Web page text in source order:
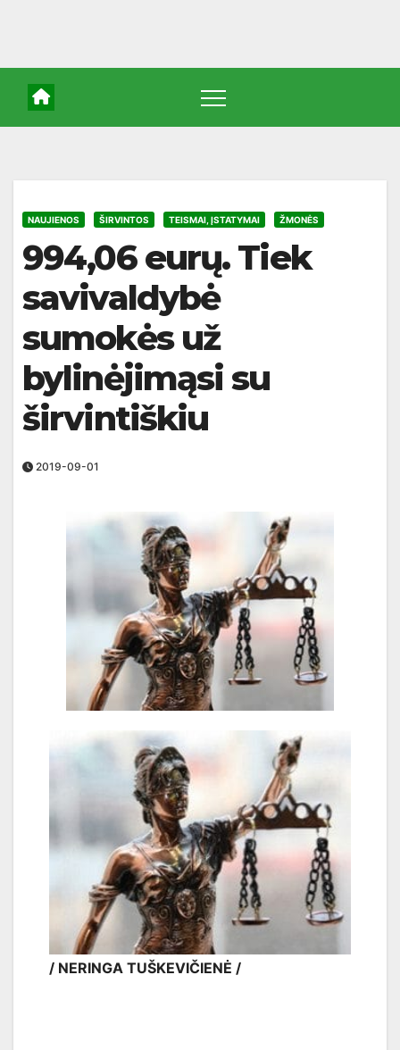
NAUJIENOS ŠIRVINTOS TEISMAI, ĮSTATYMAI ŽMONĖS
994,06 eurų. Tiek
savivaldybė
sumokės už
bylinėjimąsi su
širvintiškiu
2019-09-01
/ NERINGA TUŠKEVIČIENĖ /